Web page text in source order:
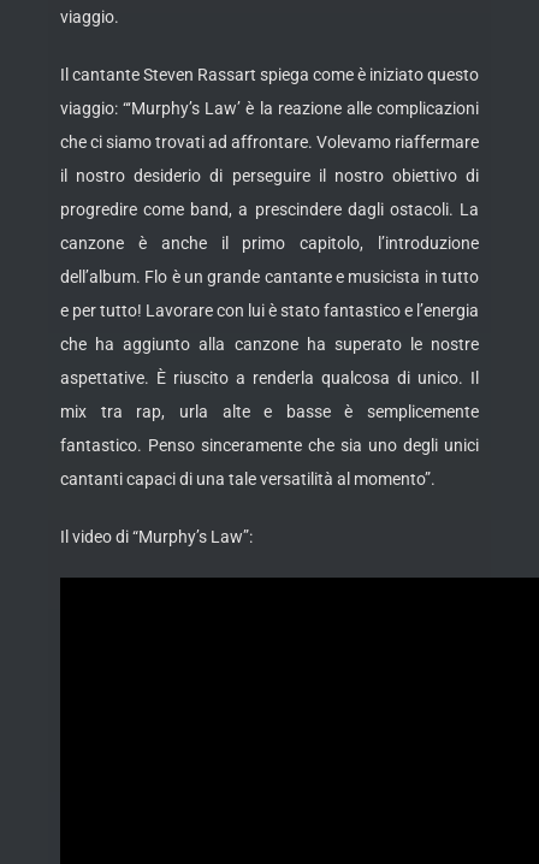
viaggio.
Il cantante Steven Rassart spiega come è iniziato questo
viaggio: “‘Murphy’s Law’ è la reazione alle complicazioni
che ci siamo trovati ad affrontare. Volevamo riaffermare
il nostro desiderio di perseguire il nostro obiettivo di
progredire come band, a prescindere dagli ostacoli. La
canzone è anche il primo capitolo, l’introduzione
dell’album. Flo è un grande cantante e musicista in tutto
e per tutto! Lavorare con lui è stato fantastico e l’energia
che ha aggiunto alla canzone ha superato le nostre
aspettative. È riuscito a renderla qualcosa di unico. Il
mix tra rap, urla alte e basse è semplicemente
fantastico. Penso sinceramente che sia uno degli unici
cantanti capaci di una tale versatilità al momento”.
Il video di “Murphy’s Law”: